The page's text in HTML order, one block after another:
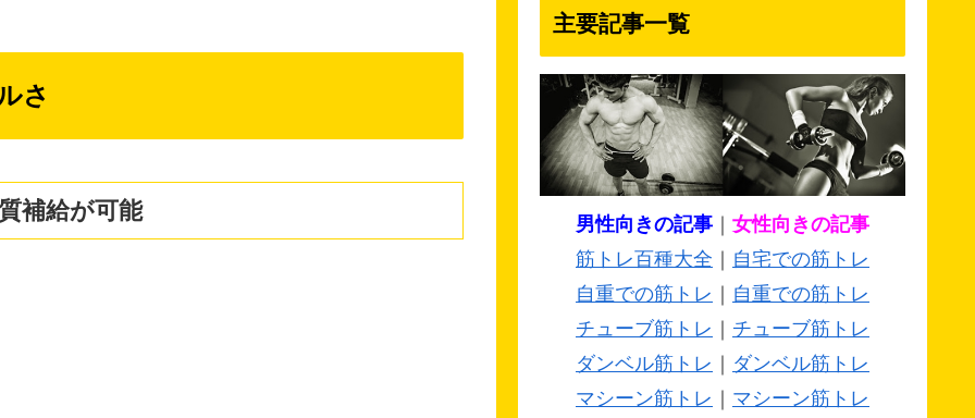
さ
補給が可能
主要記事一覧
男性向きの記事 ｜ 女性向きの記事
筋トレ百種大全 ｜ 自宅での筋トレ
自重での筋トレ ｜ 自重での筋トレ
チューブ筋トレ ｜ チューブ筋トレ
ダンベル筋トレ ｜ ダンベル筋トレ
マシーン筋トレ ｜ マシーン筋トレ